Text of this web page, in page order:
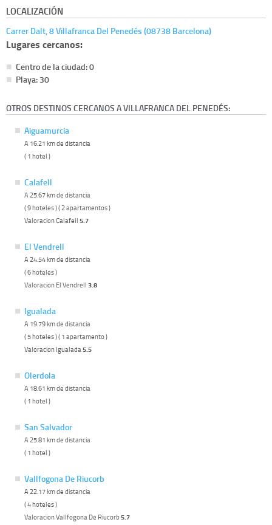
LOCALIZACIÓN
Carrer Dalt, 8 Villafranca Del Penedés (08738 Barcelona)
Lugares cercanos:
Centro de la ciudad: 0
Playa: 30
OTROS DESTINOS CERCANOS A VILLAFRANCA DEL PENEDÉS:
Aiguamurcia
A 16.21 km de distancia
( 1 hotel )
Calafell
A 25.67 km de distancia
( 9 hoteles ) ( 2 apartamentos )
Valoracion Calafell 5.7
El Vendrell
A 24.54 km de distancia
( 6 hoteles )
Valoracion El Vendrell 3.8
Igualada
A 19.79 km de distancia
( 5 hoteles ) ( 1 apartamento )
Valoracion Igualada 5.5
Olerdola
A 18.61 km de distancia
( 1 hotel )
San Salvador
A 25.81 km de distancia
( 1 hotel )
Vallfogona De Riucorb
A 22.17 km de distancia
( 4 hoteles )
Valoracion Vallfogona De Riucorb5.7